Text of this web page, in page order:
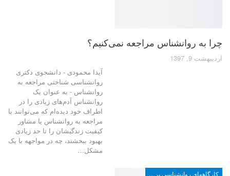
چرا به روانشناس مراجعه نمی‌کنیم؟
اردیبهشت 9, 1397
آیدا محمودی - دانشجوی دکتری
روانشناسی شناختی مراجعه به
روانشناس - به عنوان یک
روانشناس آدم‌های زیادی را در
اطراف خود دیده‌ام که می‌توانند با
مراجعه به روانشناس یا مشاور
کیفیت زندگیشان را تا حد زیادی
بهبود ببخشند، چه در مواجهه با یک
مشکل…
کارگاههای روانشناسی برای عموم